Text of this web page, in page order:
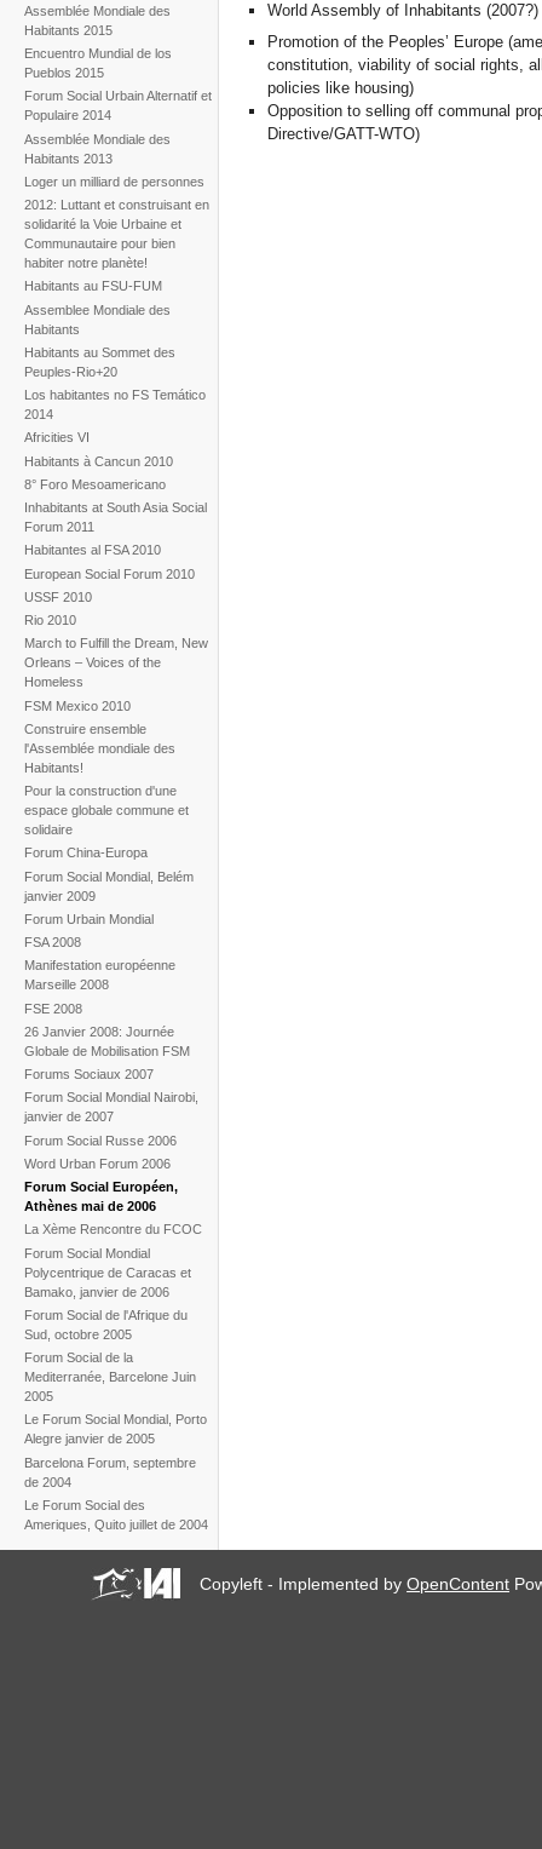
Assemblée Mondiale des
Habitants 2015
Encuentro Mundial de los
Pueblos 2015
Forum Social Urbain Alternatif et
Populaire 2014
Assemblée Mondiale des
Habitants 2013
Loger un milliard de personnes
2012: Luttant et construisant en
solidarité la Voie Urbaine et
Communautaire pour bien
habiter notre planète!
Habitants au FSU-FUM
Assemblee Mondiale des
Habitants
Habitants au Sommet des
Peuples-Rio+20
Los habitantes no FS Temático
2014
Africities VI
Habitants à Cancun 2010
8° Foro Mesoamericano
Inhabitants at South Asia Social
Forum 2011
Habitantes al FSA 2010
European Social Forum 2010
USSF 2010
Rio 2010
March to Fulfill the Dream, New
Orleans – Voices of the
Homeless
FSM Mexico 2010
Construire ensemble
l'Assemblée mondiale des
Habitants!
Pour la construction d'une
espace globale commune et
solidaire
Forum China-Europa
Forum Social Mondial, Belém
janvier 2009
Forum Urbain Mondial
FSA 2008
Manifestation européenne
Marseille 2008
FSE 2008
26 Janvier 2008: Journée
Globale de Mobilisation FSM
Forums Sociaux 2007
Forum Social Mondial Nairobi,
janvier de 2007
Forum Social Russe 2006
Word Urban Forum 2006
Forum Social Européen,
Athènes mai de 2006
La Xème Rencontre du FCOC
Forum Social Mondial
Polycentrique de Caracas et
Bamako, janvier de 2006
Forum Social de l'Afrique du
Sud, octobre 2005
Forum Social de la
Mediterranée, Barcelone Juin
2005
Le Forum Social Mondial, Porto
Alegre janvier de 2005
Barcelona Forum, septembre
de 2004
Le Forum Social des
Ameriques, Quito juillet de 2004
World Assembly of Inhabitants (2007?)
Promotion of the Peoples’ Europe
constitution, viability of social rights,
policies like housing)
Opposition to selling off communal
Directive/GATT-WTO)
Copyleft - Implemented byOpenContent